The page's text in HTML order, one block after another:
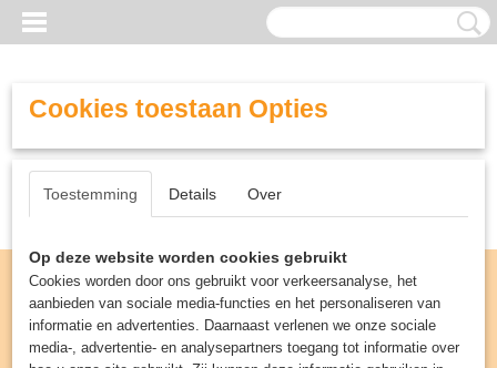
Cookies toestaan Opties
Toestemming Details Over
Op deze website worden cookies gebruikt
Cookies worden door ons gebruikt voor verkeersanalyse, het
aanbieden van sociale media-functies en het personaliseren van
informatie en advertenties. Daarnaast verlenen we onze sociale
media-, advertentie- en analysepartners toegang tot informatie over